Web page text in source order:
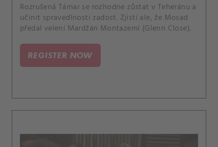
Rozrušená Támar se rozhodne zůstat v Teheránu a
učinit spravedlnosti zadost. Zjistí ale, že Mosad
předal velení Mardžán Montazemí (Glenn Close).
REGISTER NOW